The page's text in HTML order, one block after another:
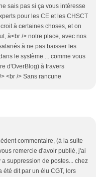
sais pas si ça vous intéresse
pour les CE et les CHSCT
à certaines choses, et on
à<br /> notre place, avec nos
à ne pas baisser les
le système ... comme vous
d'OverBlog) à travers
<br /> Sans rancune
commentaire, (à la suite
remercie d'avoir publié, j'ai
suppression de postes... chez
été dit par un élu CGT, lors